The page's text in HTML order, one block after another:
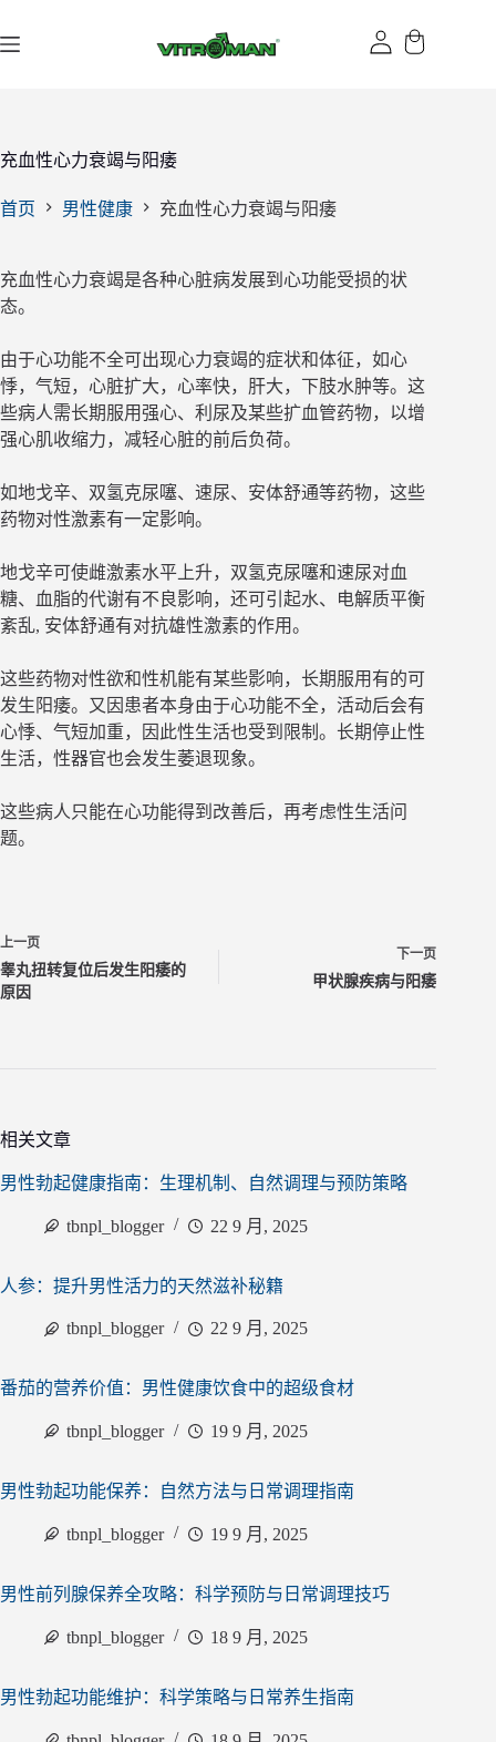
过
充血性心力衰竭与阳痿
首页 男性健康 充血性心力衰竭与阳痿
充血性心力衰竭是各种心脏病发展到心功能受损的状
态。
由于心功能不全可出现心力衰竭的症状和体征，如心
悸，气短，心脏扩大，心率快，肝大，下肢水肿等。这
些病人需长期服用强心、利尿及某些扩血管药物，以增
强心肌收缩力，减轻心脏的前后负荷。
如地戈辛、双氢克尿噻、速尿、安体舒通等药物，这些
药物对性激素有一定影响。
地戈辛可使雌激素水平上升，双氢克尿噻和速尿对血
糖、血脂的代谢有不良影响，还可引起水、电解质平衡
紊乱, 安体舒通有对抗雄性激素的作用。
这些药物对性欲和性机能有某些影响，长期服用有的可
发生阳痿。又因患者本身由于心功能不全，活动后会有
心悸、气短加重，因此性生活也受到限制。长期停止性
生活，性器官也会发生萎退现象。
这些病人只能在心功能得到改善后，再考虑性生活问
题。
上一页
睾丸扭转复位后发生阳痿的
原因
下一页
甲状腺疾病与阳痿
相关文章
男性勃起健康指南：生理机制、自然调理与预防策略
tbnpl_blogger 22 9 月, 2025
人参：提升男性活力的天然滋补秘籍
tbnpl_blogger 22 9 月, 2025
番茄的营养价值：男性健康饮食中的超级食材
tbnpl_blogger 19 9 月, 2025
男性勃起功能保养：自然方法与日常调理指南
tbnpl_blogger 19 9 月, 2025
男性前列腺保养全攻略：科学预防与日常调理技巧
tbnpl_blogger 18 9 月, 2025
男性勃起功能维护：科学策略与日常养生指南